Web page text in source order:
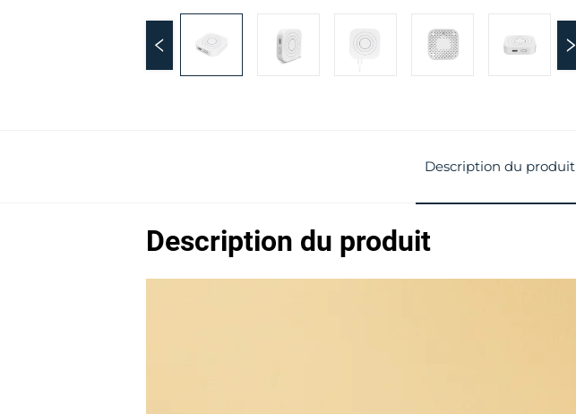
Description du produit
Description du produit